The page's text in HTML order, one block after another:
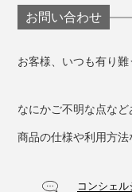
お問い合わせ
お客様、いつも有り難
なにかご不明な点など
商品の仕様や利用方法
コンシェ